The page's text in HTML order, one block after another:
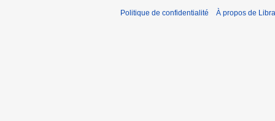
Politique de confidentialité À propos de